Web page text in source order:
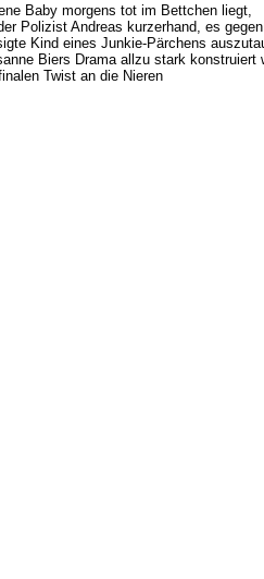
Baby morgens tot im Bettchen liegt,
Polizist Andreas kurzerhand, es
Kind eines Junkie-Pärchens
Biers Drama allzu stark konstruiert
Twist an die Nieren